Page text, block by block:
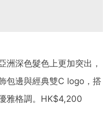
洲深色髮色上更加突出，
包邊與經典雙C logo，搭
雅格調。HK$4,200